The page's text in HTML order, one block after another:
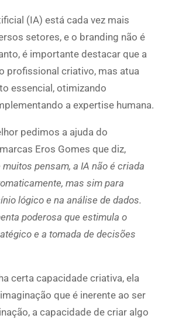
(IA) está cada vez mais
setores, e o branding não é
é importante destacar que a
profissional criativo, mas atua
essencial, otimizando
a expertise humana.
pedimos a ajuda do
Eros Gomes que diz,
pensam, a IA não é criada
mas sim para
lógico e na análise de dados.
poderosa que estimula o
e a tomada de decisões
certa capacidade criativa, ela
que é inerente ao ser
a capacidade de criar algo